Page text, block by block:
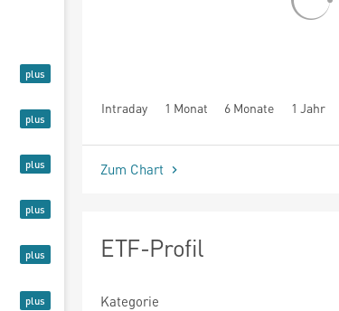
Intraday 1 Monat 6 Monate 1 Jahr
seit Beginn
Zum Chart
ETF-Profil
Kategorie